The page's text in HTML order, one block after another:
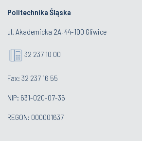
Politechnika Śląska
ul. Akademicka 2A, 44-100 Gliwice
32 237 10 00
Fax: 32 237 16 55
NIP: 631-020-07-36
REGON: 000001637